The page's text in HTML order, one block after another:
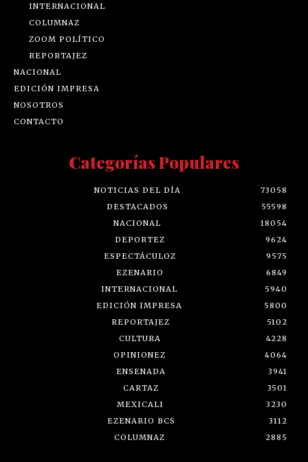
INTERNACIONAL
COLUMNAZ
ZOOM POLÍTICO
REPORTAJEZ
NACIONAL
EDICIÓN IMPRESA
NOSOTROS
CONTACTO
Categorías Populares
NOTICIAS DEL DÍA
73058
DESTACADOS
55598
NACIONAL
18054
DEPORTEZ
9624
ESPECTÁCULOZ
9575
EZENARIO
6849
INTERNACIONAL
5940
EDICIÓN IMPRESA
5800
REPORTAJEZ
5102
CULTURA
4228
OPINIONEZ
4064
ENSENADA
3941
CARTAZ
3501
MEXICALI
3230
EZENARIO BCS
3112
COLUMNAZ
2885